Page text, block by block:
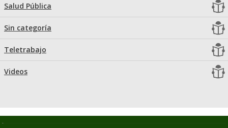
Salud Pública
Sin categoría
Teletrabajo
Videos